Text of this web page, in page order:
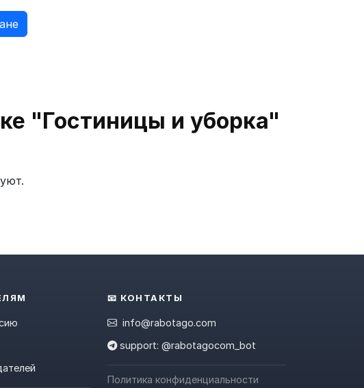
"Гостиницы и уборка"
📧 КОНТАКТЫ
info@rabotago.com
support: @rabotagocom_bot
Политика конфиденциальности